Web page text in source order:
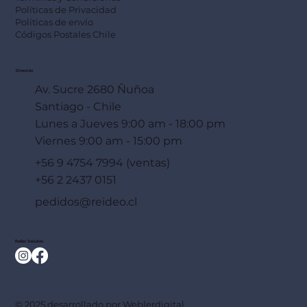
Políticas de Privacidad
Políticas de envío
Códigos Postales Chile
Dirección
Av. Sucre 2680 Ñuñoa
Santiago - Chile
Lunes a Jueves 9:00 am - 18:00 pm
Viernes 9:00 am - 15:00 pm
+56 9 4754 7994 (ventas)
+56 2 2437 0151
pedidos@reideo.cl
Redes Sociales
© 2025 desarrollado por Weblerdigital